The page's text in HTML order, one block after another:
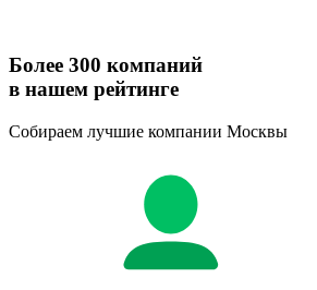
Более 300 компаний
в нашем рейтинге
Собираем лучшие компании Москвы